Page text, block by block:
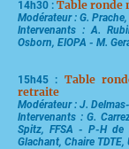
14h30 : Table ronde
Modérateur : G.
Intervenants : A.
Osborn, EIOPA - M.
15h45 : Table
retraite
Modérateur : J.
Intervenants : G.
Spitz, FFSA - P-H
Glachant, Chaire